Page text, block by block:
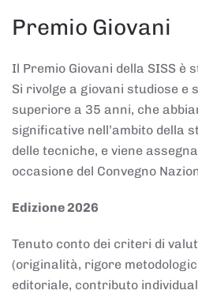
Premio Giovani
Il Premio Giovani della SISS è
Si rivolge a giovani studiose e
superiore a 35 anni, che
significative nell’ambito della
delle tecniche, e viene
occasione del Convegno
Edizione 2026
Tenuto conto dei criteri di
(originalità, rigore
editoriale, contributo